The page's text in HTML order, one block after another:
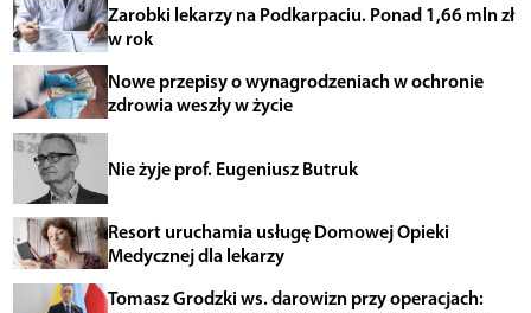
Zarobki lekarzy na Podkarpaciu. Ponad 1,66 mln zł
w rok
Nowe przepisy o wynagrodzeniach w ochronie
zdrowia weszły w życie
Nie żyje prof. Eugeniusz Butruk
Resort uruchamia usługę Domowej Opieki
Medycznej dla lekarzy
Tomasz Grodzki ws. darowizn przy operacjach: